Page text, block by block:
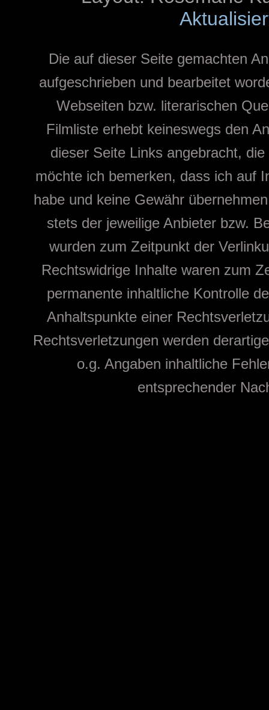
Die auf dieser Seite gemachten
aufgeschrieben und bearbeitet
Webseiten bzw. literarischen
Filmliste erhebt keineswegs den
dieser Seite Links angebracht,
möchte ich bemerken, dass ich auf
habe und keine Gewähr
stets der jeweilige Anbieter bzw.
wurden zum Zeitpunkt der
Rechtswidrige Inhalte waren zum
permanente inhaltliche Kontrolle
Anhaltspunkte einer
Rechtsverletzungen werden
o.g. Angaben inhaltliche
entsprechender